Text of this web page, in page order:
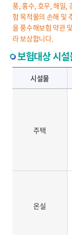
풍, 홍수, 호우, 해일,
험 목적물의 손해 및
을 풍수해보험 약관
라 보상합니다.
보험대상 시설
시설물
주택
온실